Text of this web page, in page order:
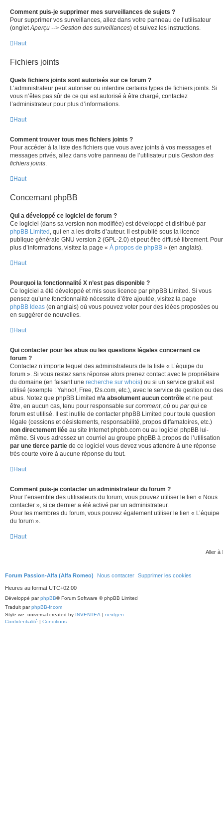
Comment puis-je supprimer mes surveillances de sujets ?
Pour supprimer vos surveillances, allez dans votre panneau de l’utilisateur
(ongletAperçu --> Gestion des surveillances) et suivez les instructions.
Haut
Fichiers joints
Quels fichiers joints sont autorisés sur ce forum ?
L’administrateur peut autoriser ou interdire certains types de fichiers joints. Si
vous n’êtes pas sûr de ce qui est autorisé à être chargé, contactez
l’administrateur pour plus d’informations.
Haut
Comment trouver tous mes fichiers joints ?
Pour accéder à la liste des fichiers que vous avez joints à vos messages et
messages privés, allez dans votre panneau de l’utilisateur puis Gestion des
fichiers joints.
Haut
Concernant phpBB
Qui a développé ce logiciel de forum ?
Ce logiciel (dans sa version non modifiée) est développé et distribué par
phpBB Limited , qui en a les droits d’auteur. Il est publié sous la licence
publique générale GNU version 2 (GPL-2.0) et peut être diffusé librement. Pour
plus d’informations, visitez la page « À propos de phpBB » (en anglais).
Haut
Pourquoi la fonctionnalité X n’est pas disponible ?
Ce logiciel a été développé et mis sous licence par phpBB Limited. Si vous
pensez qu’une fonctionnalité nécessite d’être ajoutée, visitez la page
phpBB Ideas (en anglais) où vous pouvez voter pour des idées proposées ou
en suggérer de nouvelles.
Haut
Qui contacter pour les abus ou les questions légales concernant ce
forum ?
Contactez n’importe lequel des administrateurs de la liste « L’équipe du
forum ». Si vous restez sans réponse alors prenez contact avec le propriétaire
du domaine (en faisant une recherche sur whois) ou si un service gratuit est
utilisé (exemple : Yahoo!, Free, f2s.com, etc.), avec le service de gestion ou des
abus. Notez que phpBB Limited n’a absolument aucun contrôle et ne peut
être, en aucun cas, tenu pour responsable sur comment, où ou par qui ce
forum est utilisé. Il est inutile de contacter phpBB Limited pour toute question
légale (cessions et désistements, responsabilité, propos diffamatoires, etc.)
non directement liée au site Internet phpbb.com ou au logiciel phpBB lui-
même. Si vous adressez un courriel au groupe phpBB à propos de l’utilisation
par une tierce partie de ce logiciel vous devez vous attendre à une réponse
très courte voire à aucune réponse du tout.
Haut
Comment puis-je contacter un administrateur du forum ?
Pour l’ensemble des utilisateurs du forum, vous pouvez utiliser le lien « Nous
contacter », si ce dernier a été activé par un administrateur.
Pour les membres du forum, vous pouvez également utiliser le lien « L’équipe
du forum ».
Haut
Aller à
Forum Passion-Alfa (Alfa Romeo) Nous contacter Supprimer les cookies
Heures au format UTC+02:00
Développé parphpBB® Forum Software © phpBB Limited
Traduit parphpBB-fr.com
Style we_universal created by INVENTEA | nextgen
Confidentialité | Conditions